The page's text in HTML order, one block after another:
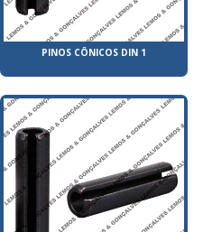
PINOS CÔNICOS DIN 1